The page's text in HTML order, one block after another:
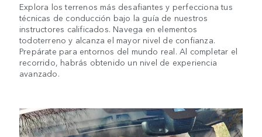
Explora los terrenos más desafiantes y perfecciona tus
técnicas de conducción bajo la guía de nuestros
instructores calificados. Navega en elementos
todoterreno y alcanza el mayor nivel de confianza.
Prepárate para entornos del mundo real. Al completar el
recorrido, habrás obtenido un nivel de experiencia
avanzado.